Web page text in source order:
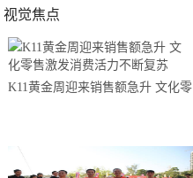
视觉焦点
K11黄金周迎来销售额急升 文化零